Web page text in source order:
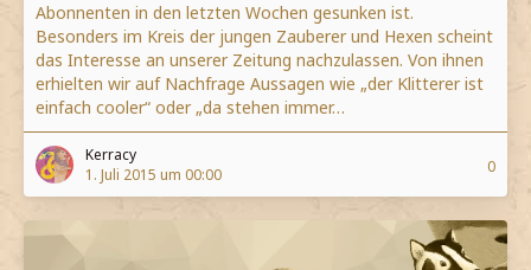
Abonnenten in den letzten Wochen gesunken ist.
Besonders im Kreis der jungen Zauberer und Hexen scheint
das Interesse an unserer Zeitung nachzulassen. Von ihnen
erhielten wir auf Nachfrage Aussagen wie „der Klitterer ist
einfach cooler“ oder „da stehen immer…
Kerracy
1. Juli 2015 um 00:00
0